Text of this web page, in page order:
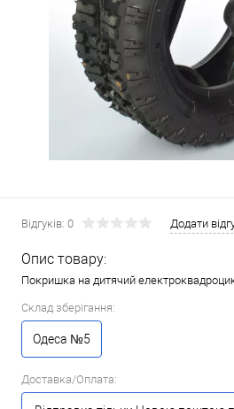
Відгуків: 0 Додати
Опис товару:
Покришка на дитячий
Склад зберігання:
Одеса №5
Доставка/Оплата: